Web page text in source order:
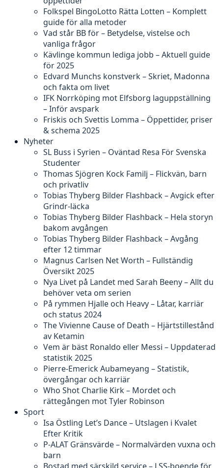
Folkspel BingoLotto Rätta Lotten – Komplett
guide för alla metoder
Vad står BB för – Betydelse, vistelse och
vanliga frågor
Kävlinge kommun lediga jobb – Aktuell guide
för 2025
Edvard Munchs konstverk – Skriet, Madonna
och fakta om livet
IFK Norrköping mot Elfsborg laguppställning
– Inför avspark
Friskis och Svettis Lomma – Öppettider, priser
& schema 2025
Nyheter
SL Buss i Syrien – Oväntad Resa För Svenska
Studenter
Thomas Sjögren Kock Familj – Flickvän, barn
och privatliv
Tobias Thyberg Bilder Flashback – Avgick efter
Grindr-läcka
Tobias Thyberg Bilder Flashback – Hela storyn
bakom avgången
Tobias Thyberg Bilder Flashback – Avgång
efter 12 timmar
Magnus Carlsen Net Worth – Fullständig
Översikt 2025
Nya Livet på Landet med Sarah Beeny – Allt du
behöver veta om serien
På rymmen Hjalle och Heavy – Låtar, karriär
och status 2024
The Vivienne Cause of Death – Hjärtstillestånd
av Ketamin
Vem är bäst Ronaldo eller Messi – Uppdaterad
statistik 2025
Pierre-Emerick Aubameyang – Statistik,
övergångar och karriär
Who Shot Charlie Kirk – Mordet och
rättegången mot Tyler Robinson
Sport
Isa Östling Let’s Dance – Utslagen i Kvalet
Efter Kritik
P-ALAT Gränsvärde – Normalvärden vuxna och
barn